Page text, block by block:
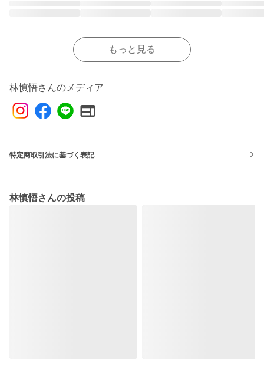
もっと見る
林慎悟さんのメディア
特定商取引法に基づく表記
林慎悟さんの投稿